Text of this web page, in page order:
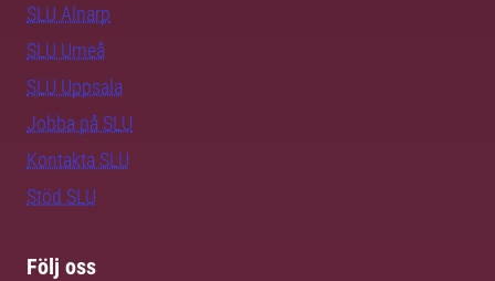
SLU Alnarp
SLU Umeå
SLU Uppsala
Jobba på SLU
Kontakta SLU
Stöd SLU
Följ oss